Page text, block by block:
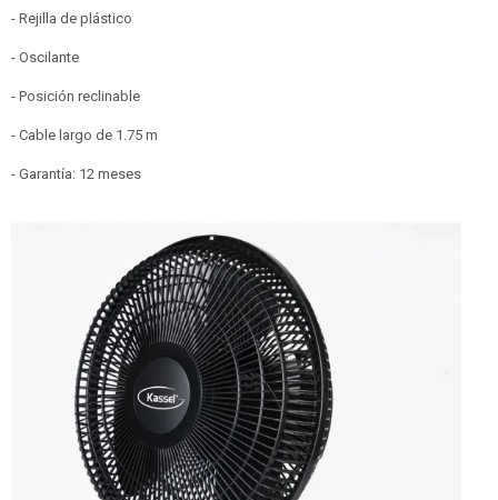
- Rejilla de plástico
- Oscilante
- Posición reclinable
- Cable largo de 1.75 m
- Garantía: 12 meses